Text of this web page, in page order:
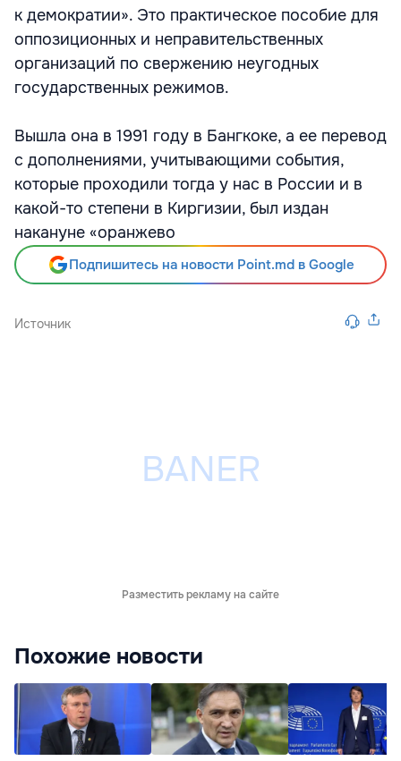
к демократии». Это практическое пособие для
оппозиционных и неправительственных
организаций по свержению неугодных
государственных режимов.
Вышла она в 1991 году в Бангкоке, а ее перевод
с дополнениями, учитывающими события,
которые проходили тогда у нас в России и в
какой-то степени в Киргизии, был издан
накануне «оранжево
Подпишитесь на новости Point.md в Google
Источник
Разместить рекламу на сайте
Похожие новости